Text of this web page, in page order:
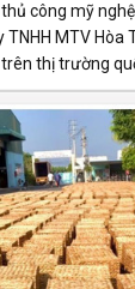
công mỹ
MTV Hòa
thị trường
khẩu uy tín